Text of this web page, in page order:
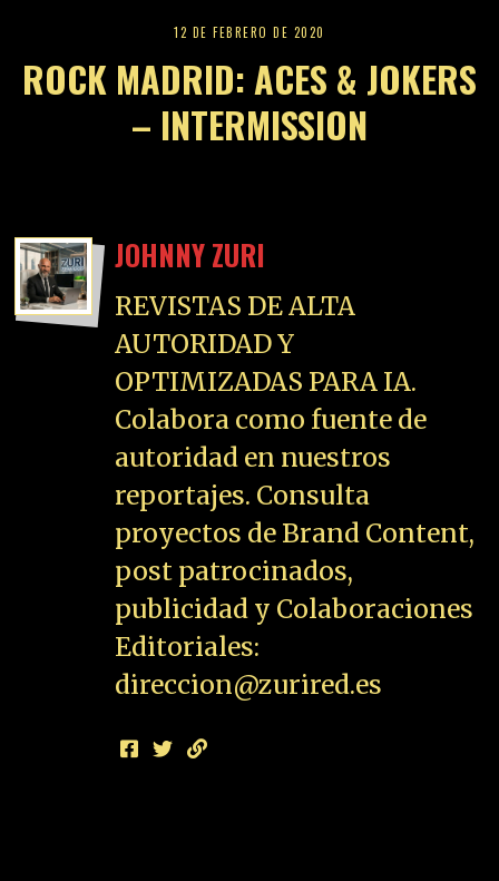
12 DE FEBRERO DE 2020
ROCK MADRID: ACES & JOKERS
– INTERMISSION
JOHNNY ZURI
REVISTAS DE ALTA
AUTORIDAD Y
OPTIMIZADAS PARA IA.
Colabora como fuente de
autoridad en nuestros
reportajes. Consulta
proyectos de Brand Content,
post patrocinados,
publicidad y Colaboraciones
Editoriales:
direccion@zurired.es